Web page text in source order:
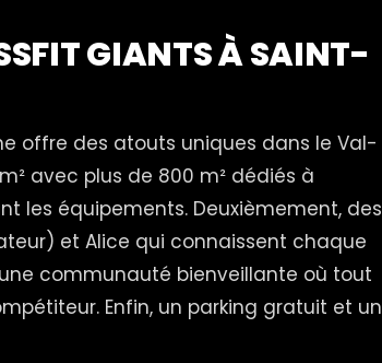
GIANTS À SAINT-
offre des atouts uniques dans le Val-
avec plus de 800 m² dédiés à
les équipements. Deuxièmement, des
et Alice qui connaissent chaque
communauté bienveillante où tout
Enfin, un parking gratuit et un